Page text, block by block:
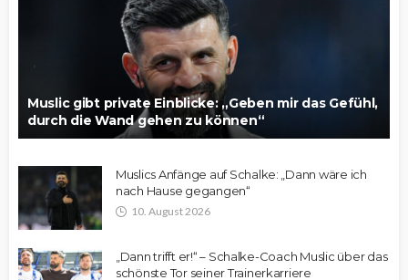
Muslic gibt private Einblicke: „Geben mir das Gefühl,
durch die Wand gehen zu können“
Muslics Anfänge auf Schalke: „Dann wäre ich
nach Hause gegangen“
10. August 2026
„Dann trifft er!“ – Schalke-Coach Muslic über das
schönste Tor seiner Trainerkarriere